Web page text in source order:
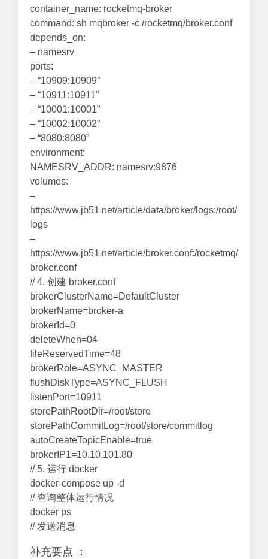
container_name: rocketmq-broker
command: sh mqbroker -c /rocketmq/broker.conf
depends_on:
– namesrv
ports:
– “10909:10909”
– “10911:10911”
– “10001:10001”
– “10002:10002”
– “8080:8080”
environment:
NAMESRV_ADDR: namesrv:9876
volumes:
–
https://www.jb51.net/article/data/broker/logs:/root/
logs
–
https://www.jb51.net/article/broker.conf:/rocketmq/
broker.conf
// 4. 创建 broker.conf
brokerClusterName=DefaultCluster
brokerName=broker-a
brokerId=0
deleteWhen=04
fileReservedTime=48
brokerRole=ASYNC_MASTER
flushDiskType=ASYNC_FLUSH
listenPort=10911
storePathRootDir=/root/store
storePathCommitLog=/root/store/commitlog
autoCreateTopicEnable=true
brokerIP1=10.10.101.80
// 5. 运行 docker
docker-compose up -d
// 查询整体运行情况
docker ps
// 发送消息
补充要点 ：